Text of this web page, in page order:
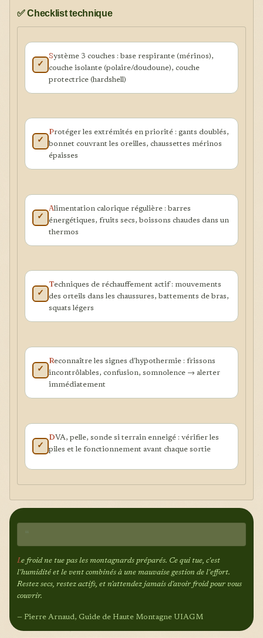
✅ Checklist technique
✓
Système 3 couches : base respirante (mérinos),
couche isolante (polaire/doudoune), couche
protectrice (hardshell)
✓
Protéger les extrémités en priorité : gants doublés,
bonnet couvrant les oreilles, chaussettes mérinos
épaisses
✓
Alimentation calorique régulière : barres
énergétiques, fruits secs, boissons chaudes dans un
thermos
✓
Techniques de réchauffement actif : mouvements
des orteils dans les chaussures, battements de bras,
squats légers
✓
Reconnaître les signes d'hypothermie : frissons
incontrôlables, confusion, somnolence → alerter
immédiatement
✓
DVA, pelle, sonde si terrain enneigé : vérifier les
piles et le fonctionnement avant chaque sortie
Le froid ne tue pas les montagnards préparés. Ce qui tue, c'est
l'humidité et le vent combinés à une mauvaise gestion de l'effort.
Restez secs, restez actifs, et n'attendez jamais d'avoir froid pour vous
couvrir.
— Pierre Arnaud, Guide de Haute Montagne UIAGM